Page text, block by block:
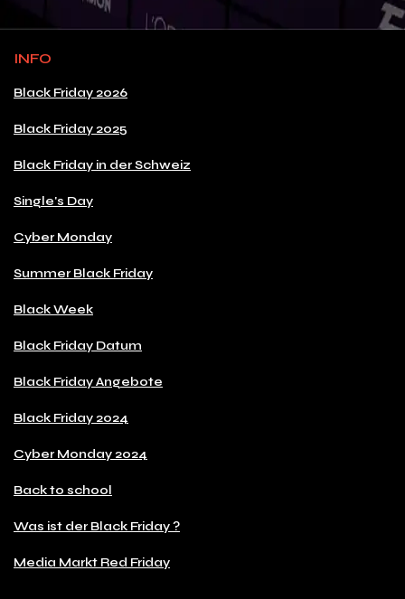
INFO
Black Friday 2026
Black Friday 2025
Black Friday in der Schweiz
Single's Day
Cyber Monday
Summer Black Friday
Black Week
Black Friday Datum
Black Friday Angebote
Black Friday 2024
Cyber Monday 2024
Back to school
Was ist der Black Friday ?
Media Markt Red Friday